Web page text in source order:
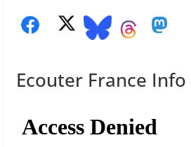
Ecouter France